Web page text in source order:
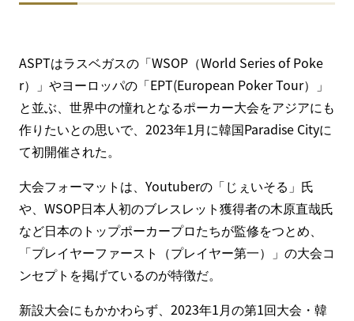
ASPTはラスベガスの「WSOP（World Series of Poke
r）」やヨーロッパの「EPT(European Poker Tour）」
と並ぶ、世界中の憧れとなるポーカー大会をアジアにも
作りたいとの思いで、2023年1月に韓国Paradise Cityに
て初開催された。
大会フォーマットは、Youtuberの「じぇいそる」氏
や、WSOP日本人初のブレスレット獲得者の木原直哉氏
など日本のトップポーカープロたちが監修をつとめ、
「プレイヤーファースト（プレイヤー第一）」の大会コ
ンセプトを掲げているのが特徴だ。
新設大会にもかかわらず、2023年1月の第1回大会・韓